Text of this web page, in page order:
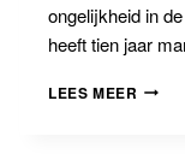
ongelijkheid in
heeft tien jaar
LEES MEER HET